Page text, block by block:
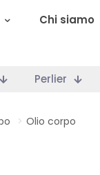
Chi siamo
Perlier
> Olio corpo